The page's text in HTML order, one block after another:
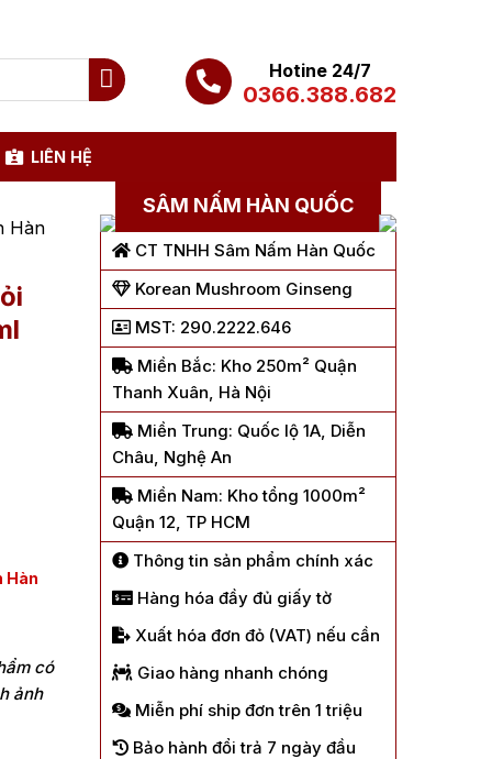
Hotine 24/7
0366.388.682
LIÊN HỆ
Hàn
Hàn
có
ảnh
SÂM NẤM HÀN QUỐC
CT TNHH Sâm Nấm Hàn Quốc
Korean Mushroom Ginseng
MST: 290.2222.646
Miền Bắc: Kho 250m² Quận
Thanh Xuân, Hà Nội
Miền Trung: Quốc lộ 1A, Diễn
Châu, Nghệ An
Miền Nam: Kho tổng 1000m²
Quận 12, TP HCM
Thông tin sản phẩm chính xác
Hàng hóa đầy đủ giấy tờ
Xuất hóa đơn đỏ (VAT) nếu cần
Giao hàng nhanh chóng
Miễn phí ship đơn trên 1 triệu
Bảo hành đổi trả 7 ngày đầu